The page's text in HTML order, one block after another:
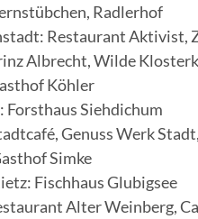
Radlerhof
Restaurant Aktivist,
Albrecht, Wilde
Köhler
Forsthaus Siehdichum
Genuss Werk
Simke
Fischhaus Glubigsee
Alter Weinberg,